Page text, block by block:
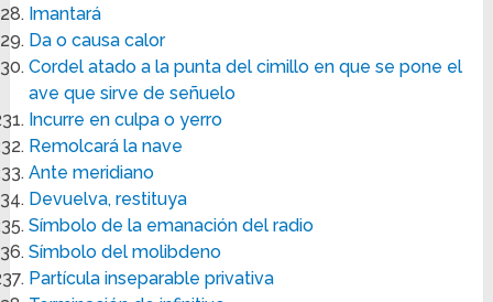
Imantará
Da o causa calor
Cordel atado a la punta del cimillo en que se pone el
ave que sirve de señuelo
Incurre en culpa o yerro
Remolcará la nave
Ante meridiano
Devuelva, restituya
Símbolo de la emanación del radio
Símbolo del molibdeno
Partícula inseparable privativa